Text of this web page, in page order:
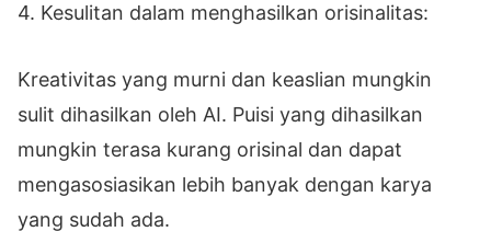
4. Kesulitan dalam menghasilkan orisinalitas:
Kreativitas yang murni dan keaslian mungkin
sulit dihasilkan oleh AI. Puisi yang dihasilkan
mungkin terasa kurang orisinal dan dapat
mengasosiasikan lebih banyak dengan karya
yang sudah ada.